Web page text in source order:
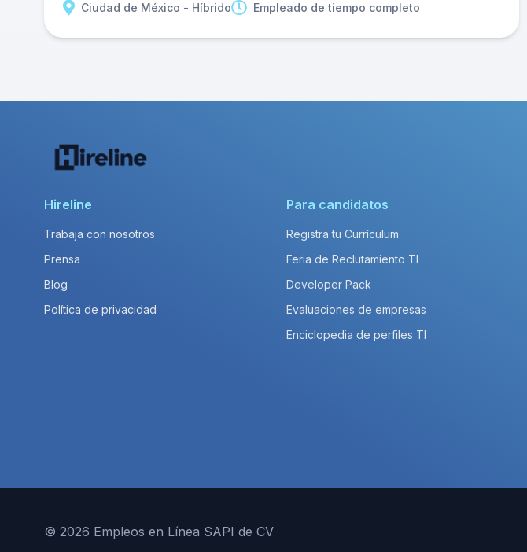
Ciudad de México - Híbrido Empleado de tiempo completo
Hireline
Trabaja con nosotros
Prensa
Blog
Política de privacidad
Para candidatos
Registra tu Currículum
Feria de Reclutamiento TI
Developer Pack
Evaluaciones de empresas
Enciclopedia de perfiles TI
© 2026 Empleos en Línea SAPI de CV